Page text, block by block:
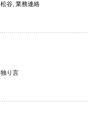
松谷, 業務連絡
独り言